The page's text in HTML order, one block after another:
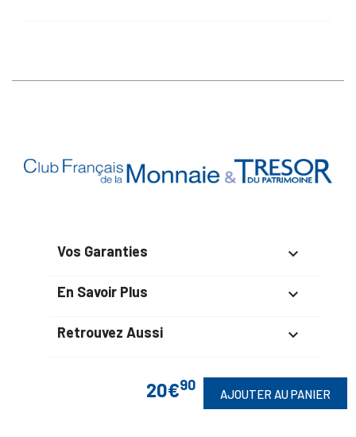
20€90
AJOUTER AU PANIER
Vos Garanties 
En Savoir Plus 
Retrouvez Aussi 